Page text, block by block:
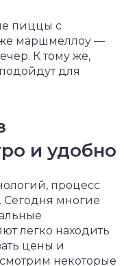
пиццы с
маршмеллоу —
К тому же,
для
и удобно
процесс
Сегодня многие
легко находить
цены и
некоторые